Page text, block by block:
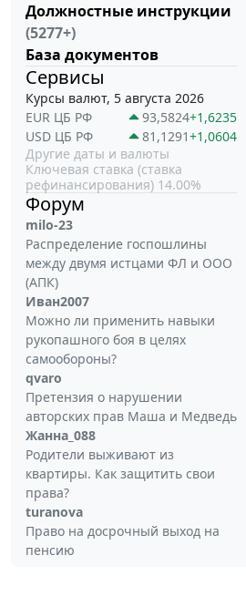
Должностные инструкции
(5277+)
База документов
Сервисы
Курсы валют, 5 августа 2026
EUR ЦБ РФ
93,5824+1,6235
USD ЦБ РФ
81,1291+1,0604
Другие даты и валюты
Ключевая ставка (ставка
рефинансирования) 14.00%
Форум
milo-23
Распределение госпошлины
между двумя истцами ФЛ и ООО
(АПК)
Иван2007
Можно ли применить навыки
рукопашного боя в целях
самообороны?
qvaro
Претензия о нарушении
авторских прав Маша и Медведь
Жанна_088
Родители выживают из
квартиры. Как защитить свои
права?
turanova
Право на досрочный выход на
пенсию